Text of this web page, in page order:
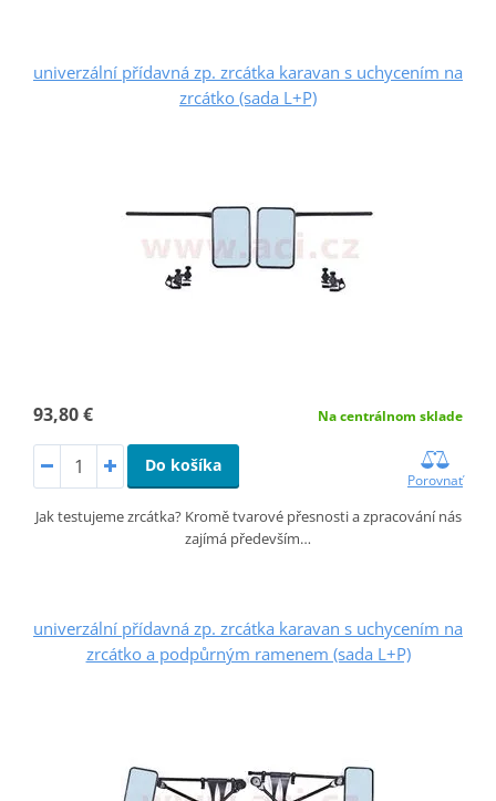
univerzální přídavná zp. zrcátka karavan s uchycením na
zrcátko (sada L+P)
93,80 € Na centrálnom sklade
Do košíka
Porovnať
Jak testujeme zrcátka? Kromě tvarové přesnosti a zpracování nás
zajímá především…
univerzální přídavná zp. zrcátka karavan s uchycením na
zrcátko a podpůrným ramenem (sada L+P)